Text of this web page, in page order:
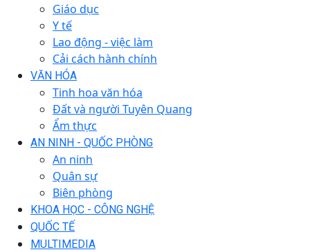
Giáo dục
Y tế
Lao động - việc làm
Cải cách hành chính
VĂN HÓA
Tinh hoa văn hóa
Đất và người Tuyên Quang
Ẩm thực
AN NINH - QUỐC PHÒNG
An ninh
Quân sự
Biên phòng
KHOA HỌC - CÔNG NGHỆ
QUỐC TẾ
MULTIMEDIA